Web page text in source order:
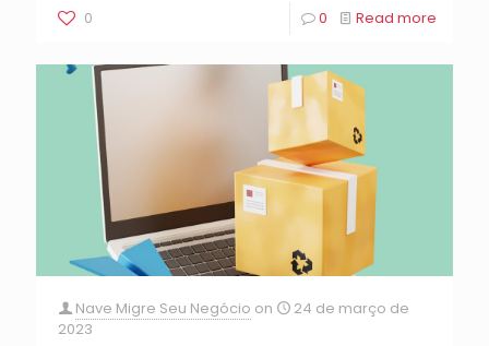
0 0 Read more
Nave Migre Seu Negócio on
24 de março de
2023